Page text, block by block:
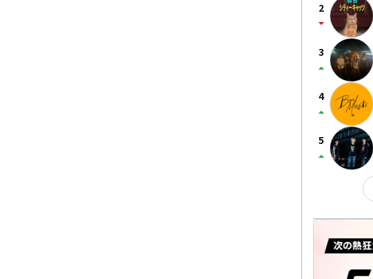
2
arrow_drop_down
3
arrow_drop_up
4
arrow_drop_up
5
arrow_drop_up